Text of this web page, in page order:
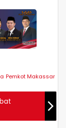
Pemkot Makassar
DPRD